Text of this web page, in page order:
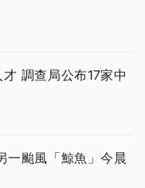
調查局公布17家中
一颱風「鯨魚」今晨